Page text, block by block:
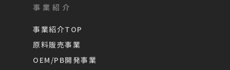
事業紹介
事業紹介TOP
原料販売事業
OEM/PB開発事業